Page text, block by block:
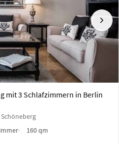
mit 3 Schlafzimmern in Berlin
160 qm